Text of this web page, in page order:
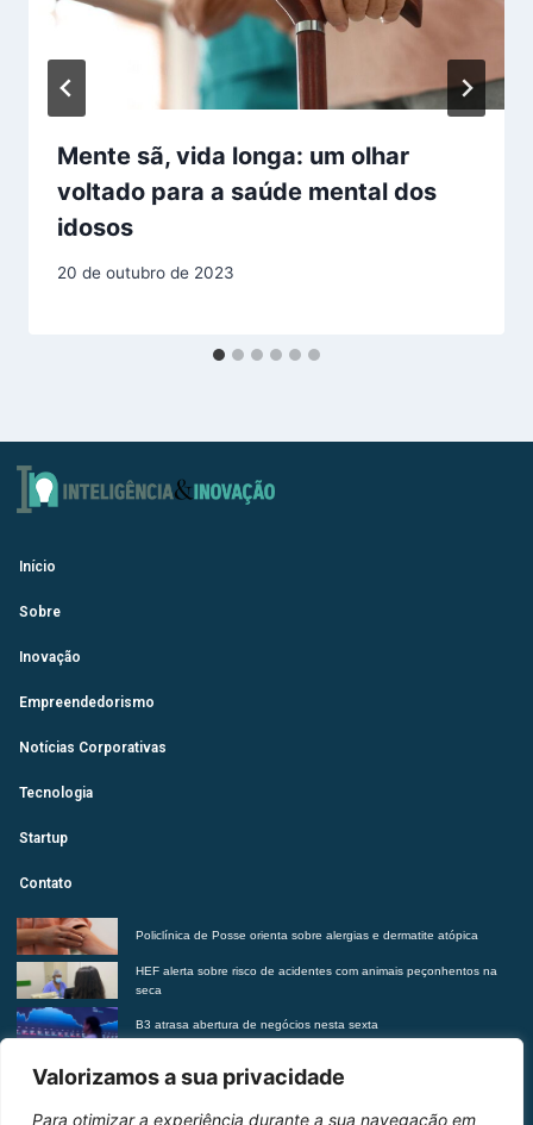
Valorizamos a sua privacidade
Para otimizar a experiência durante a sua navegação em
Mente sã, vida longa: um olhar
voltado para a saúde mental dos
idosos
20 de outubro de 2023
Início
Sobre
Inovação
Empreendedorismo
Notícias Corporativas
Tecnologia
Startup
Contato
Policlínica de Posse orienta sobre alergias e dermatite atópica
HEF alerta sobre risco de acidentes com animais peçonhentos na
seca
B3 atrasa abertura de negócios nesta sexta
2027